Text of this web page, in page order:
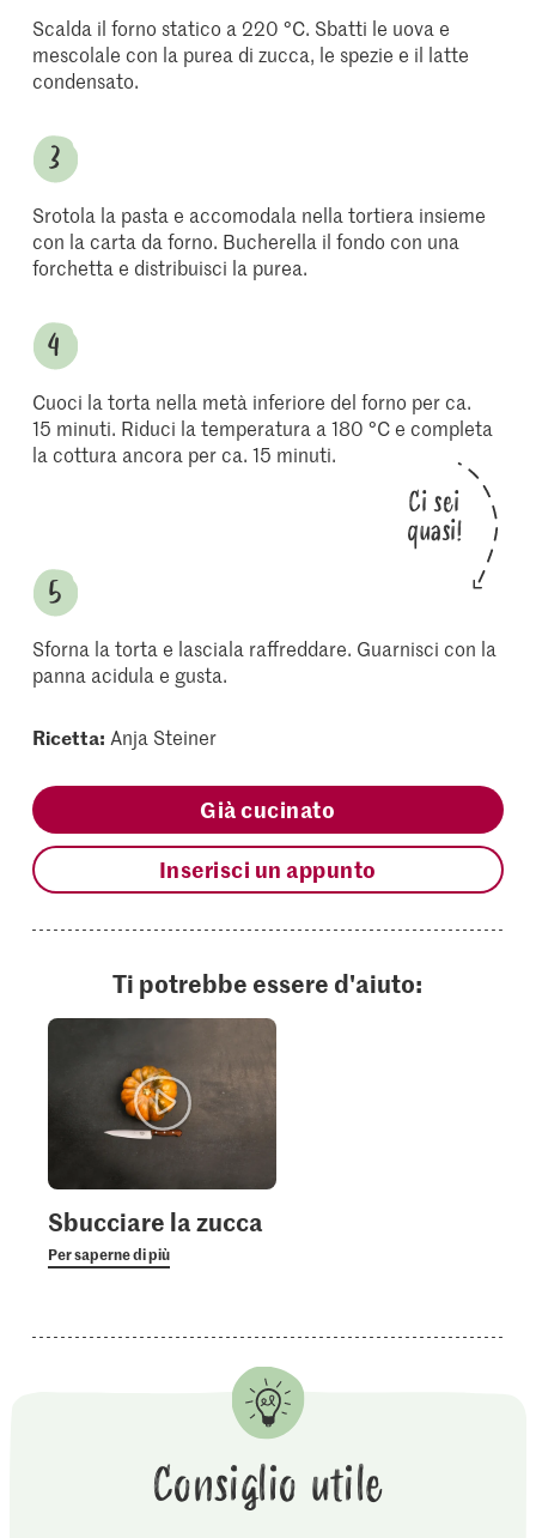
Scalda il forno statico a 220 °C. Sbatti le uova e
mescolale con la purea di zucca, le spezie e il latte
condensato.
Srotola la pasta e accomodala nella tortiera insieme
con la carta da forno. Bucherella il fondo con una
forchetta e distribuisci la purea.
Cuoci la torta nella metà inferiore del forno per ca.
15 minuti. Riduci la temperatura a 180 °C e completa
la cottura ancora per ca. 15 minuti.
Ci sei
quasi!
Sforna la torta e lasciala raffreddare. Guarnisci con la
panna acidula e gusta.
Ricetta: Anja Steiner
Già cucinato
Inserisci un appunto
Ti potrebbe essere d'aiuto:
Sbucciare la zucca
Per saperne di più
Consiglio utile